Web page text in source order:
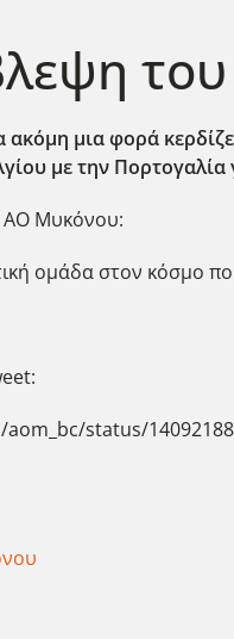
μια φορά
με την Πορτογαλία
ΑΟ Μυκόνου:
ομάδα στον κόσμο
status/